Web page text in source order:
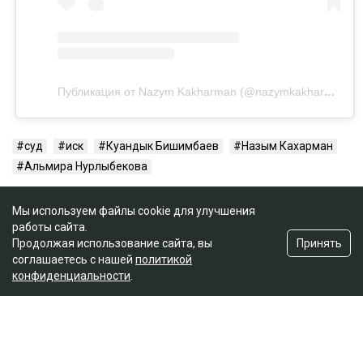
Публикация от Nazym Kakharman (@nazymkakharman)
суд иск Куандык Бишимбаев
Назым Кахарман
Альмира Нурлыбекова
Мы используем файлы cookie для улучшения
работы сайта.
Продолжая использование сайта, вы
соглашаетесь с нашей политикой
конфиденциальности
Принять